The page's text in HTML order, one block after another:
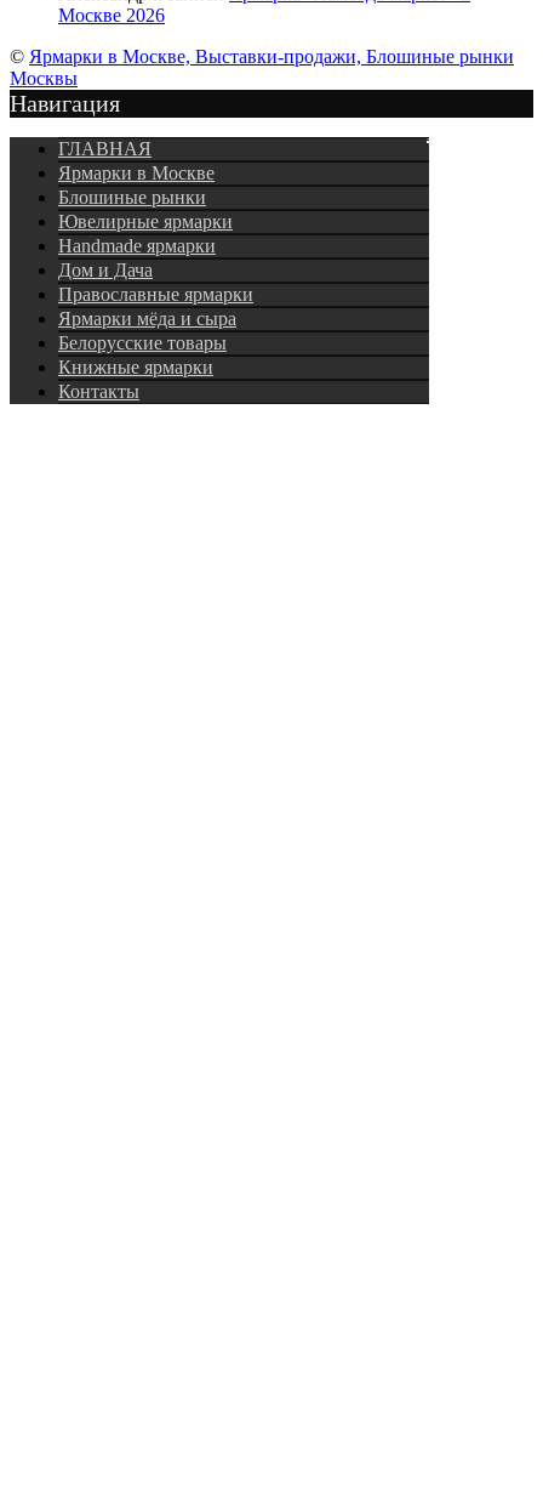
Москве 2026
© Ярмарки в Москве, Выставки-продажи, Блошиные рынки
Москвы
Навигация
Подписка
ГЛАВНАЯ
Ярмарки в Москве
Блошиные рынки
Ювелирные ярмарки
Нandmade ярмарки
Дом и Дача
Православные ярмарки
Ярмарки мёда и сыра
Белорусские товары
Книжные ярмарки
Контакты